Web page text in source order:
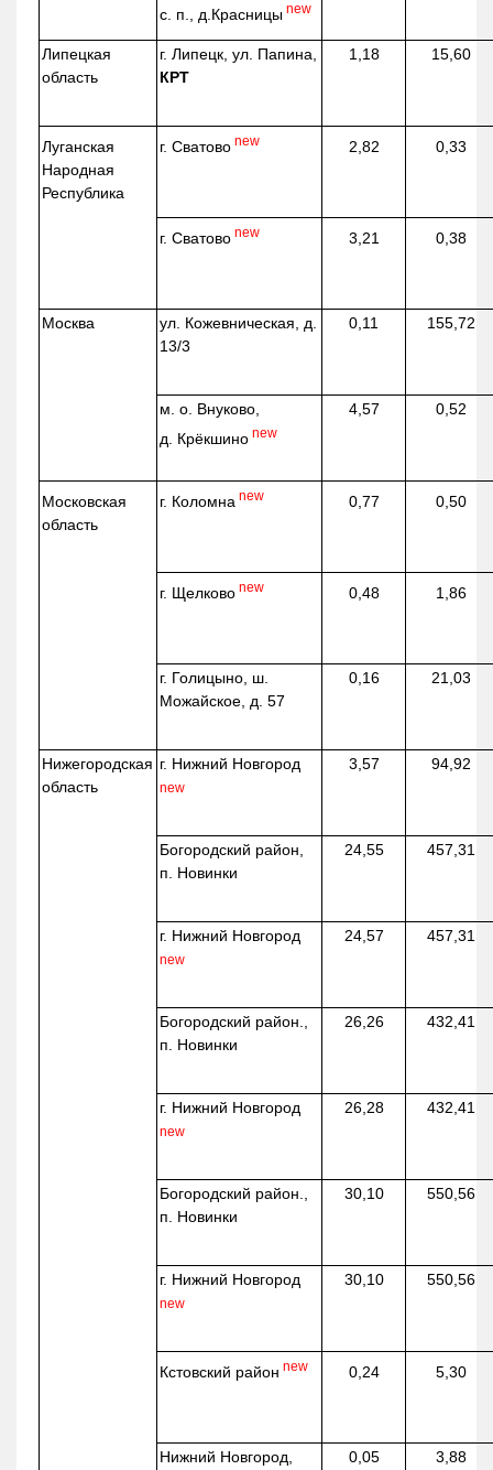
с. п., д.Красницы new
Липецкая
область
г. Липецк, ул. Папина,
КРТ
1,18 15,60
Луганская
Народная
Республика
г. Сватово new 2,82 0,33
г. Сватово new 3,21 0,38
Москва ул. Кожевническая, д.
13/3
0,11 155,72
м. о. Внуково,
д. Крёкшино new
4,57 0,52
Московская
область
г. Коломна new 0,77 0,50
г. Щелково new 0,48 1,86
г. Голицыно, ш.
Можайское, д. 57
0,16 21,03
Нижегородская
область
г. Нижний Новгород
new
3,57 94,92
Богородский район,
п. Новинки
24,55 457,31
г. Нижний Новгород
new
24,57 457,31
Богородский район.,
п. Новинки
26,26 432,41
г. Нижний Новгород
new
26,28 432,41
Богородский район.,
п. Новинки
30,10 550,56
г. Нижний Новгород
new
30,10 550,56
Кстовский район new 0,24 5,30
Нижний Новгород,
0,05 3,88